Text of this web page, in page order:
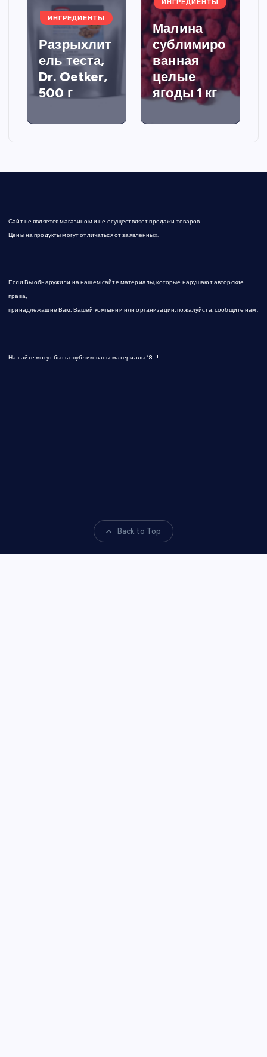
ИНГРЕДИЕНТЫ
Разрыхлит
ель теста,
Dr. Oetker,
500 г
ИНГРЕДИЕНТЫ
Малина
сублимиро
ванная
целые
ягоды 1 кг
Сайт не является магазином и не осуществляет продажи товаров.
Цены на продукты могут отличаться от заявленных.
Если Вы обнаружили на нашем сайте материалы, которые нарушают авторские
права,
принадлежащие Вам, Вашей компании или организации, пожалуйста, сообщите нам.
На сайте могут быть опубликованы материалы 18+!
Back to Top